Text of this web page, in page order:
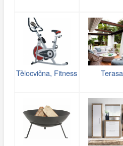
Tělocvična, Fitness Terasa